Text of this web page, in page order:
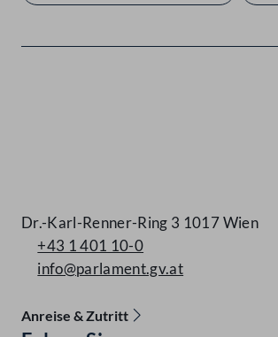
Dr.-Karl-Renner-Ring 3 1017 Wien
+43 1 401 10-0
info@parlament.gv.at
Anreise & Zutritt